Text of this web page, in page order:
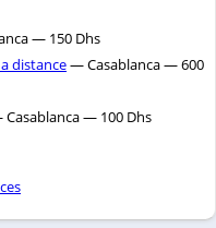
— 150 Dhs
distance— Casablanca — 600
— 100 Dhs